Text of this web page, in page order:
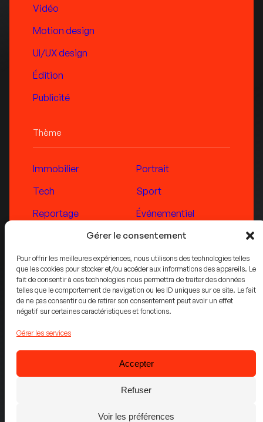
Gérer le consentement
Pour offrir les meilleures expériences, nous utilisons des technologies telles
que les cookies pour stocker et/ou accéder aux informations des appareils. Le
fait de consentir à ces technologies nous permettra de traiter des données
telles que le comportement de navigation ou les ID uniques sur ce site. Le fait
de ne pas consentir ou de retirer son consentement peut avoir un effet
négatif sur certaines caractéristiques et fonctions.
Gérer les services
Accepter
Refuser
Voir les préférences
Photographie Vidéo Motion design UI/UX
Vidéo
Motion design
UI/UX design
Édition
Publicité
Thème
Immobilier
Tech
Reportage
Portrait
Sport
Événementiel
LinkedIn
Vimeo
© 2025 Oblique. Tous droits réservés.
Politique de Confidentialité
Politique de cookies (UE)